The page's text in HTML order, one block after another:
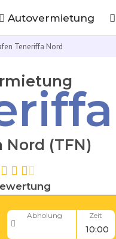
Autovermietung
Teneriffa Nord
Nord (TFN)
Abholung Zeit